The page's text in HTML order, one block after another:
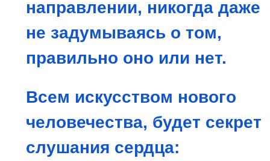
направлении, никогда даже
не задумываясь о том,
правильно оно или нет.
Всем искусством нового
человечества, будет секрет
слушания сердца: